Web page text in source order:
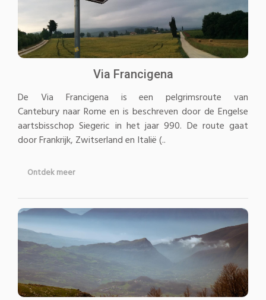
Via Francigena
De Via Francigena is een pelgrimsroute van
Cantebury naar Rome en is beschreven door de Engelse
aartsbisschop Siegeric in het jaar 990. De route gaat
door Frankrijk, Zwitserland en Italië (..
Ontdek meer